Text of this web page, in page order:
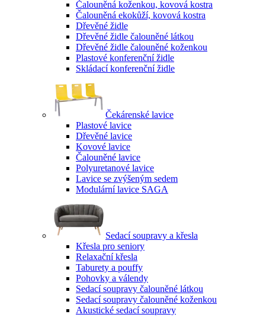
Čalouněná koženkou, kovová kostra
Čalouněná ekokůží, kovová kostra
Dřevěné židle
Dřevěné židle čalouněné látkou
Dřevěné židle čalouněné koženkou
Plastové konferenční židle
Skládací konferenční židle
Čekárenské lavice
Plastové lavice
Dřevěné lavice
Kovové lavice
Čalouněné lavice
Polyuretanové lavice
Lavice se zvýšeným sedem
Modulární lavice SAGA
Sedací soupravy a křesla
Křesla pro seniory
Relaxační křesla
Taburety a pouffy
Pohovky a válendy
Sedací soupravy čalouněné látkou
Sedací soupravy čalouněné koženkou
Akustické sedací soupravy